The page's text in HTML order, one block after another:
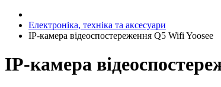
Електроніка, техніка та аксесуари
IP-камера відеоспостереження Q5 Wifi Yoosee
IP-камера